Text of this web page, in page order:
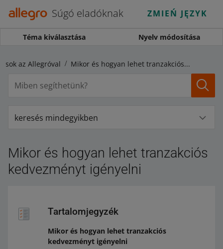
Súgó eladóknak ZMIEŃ JĘZYK
Téma kiválasztása Nyelv módosítása
az Allegróval Mikor és hogyan lehet tranzakciós kedvezményt igényelni
keresés mindegyikben
Mikor és hogyan lehet tranzakciós
kedvezményt igényelni
Tartalomjegyzék
Mikor és hogyan lehet tranzakciós
kedvezményt igényelni